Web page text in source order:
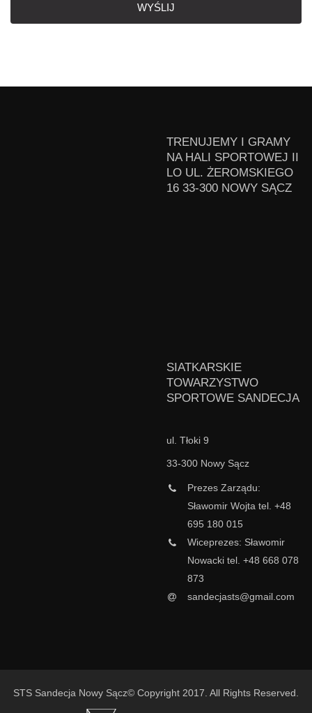
WYŚLIJ
TRENUJEMY I GRAMY
NA HALI SPORTOWEJ II
LO UL. ŻEROMSKIEGO
16 33-300 NOWY SĄCZ
SIATKARSKIE
TOWARZYSTWO
SPORTOWE SANDECJA
ul. Tłoki 9
33-300 Nowy Sącz
Prezes Zarządu:
Sławomir Wojta tel. +48
695 180 015
Wiceprezes: Sławomir
Nowacki tel. +48 668 078
873
sandecjasts@gmail.com
STS Sandecja Nowy Sącz© Copyright 2017. All Rights Reserved.